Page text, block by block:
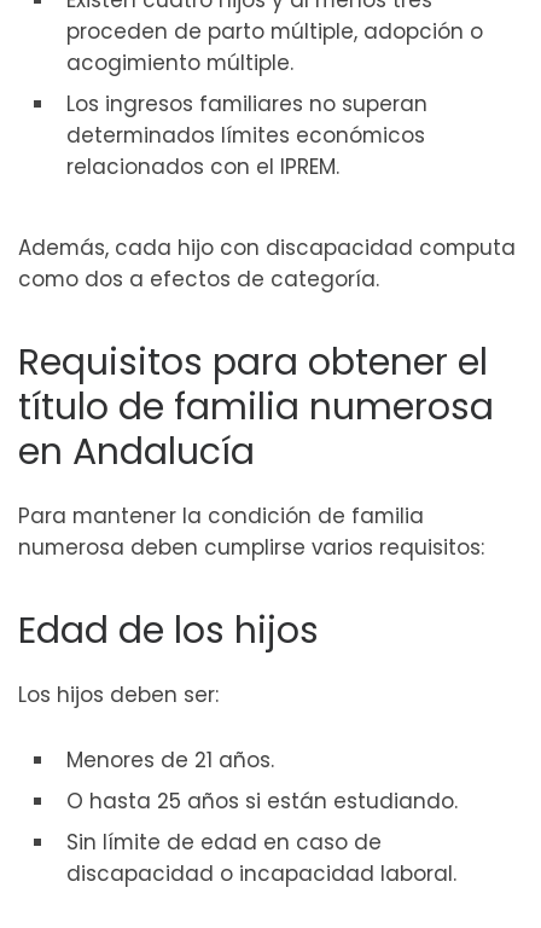
proceden de parto múltiple, adopción o
acogimiento múltiple.
Los ingresos familiares no superan
determinados límites económicos
relacionados con el IPREM.
Además, cada hijo con discapacidad computa
como dos a efectos de categoría.
Requisitos para obtener el
título de familia numerosa
en Andalucía
Para mantener la condición de familia
numerosa deben cumplirse varios requisitos:
Edad de los hijos
Los hijos deben ser:
Menores de 21 años.
O hasta 25 años si están estudiando.
Sin límite de edad en caso de
discapacidad o incapacidad laboral.